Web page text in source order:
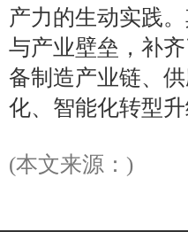
产力的生动实践
与产业壁垒，补
备制造产业链、
化、智能化转型
(本文来源：)